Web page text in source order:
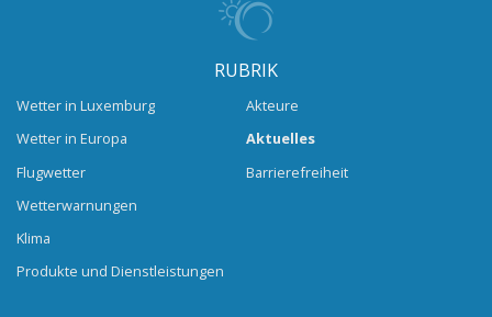
RUBRIK
Wetter in Luxemburg
Wetter in Europa
Flugwetter
Wetterwarnungen
Klima
Produkte und Dienstleistungen
Akteure
Aktuelles
Barrierefreiheit